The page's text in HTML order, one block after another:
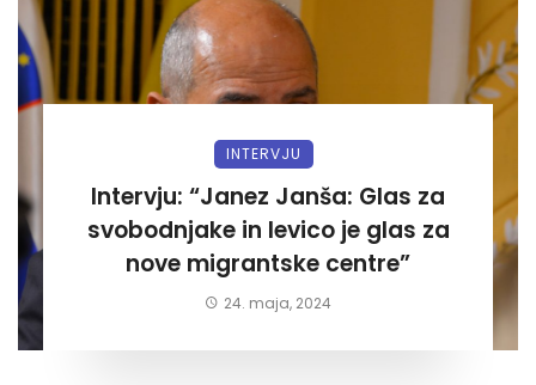
INTERVJU
Intervju: “Janez Janša: Glas za
svobodnjake in levico je glas za
nove migrantske centre”
24. maja, 2024